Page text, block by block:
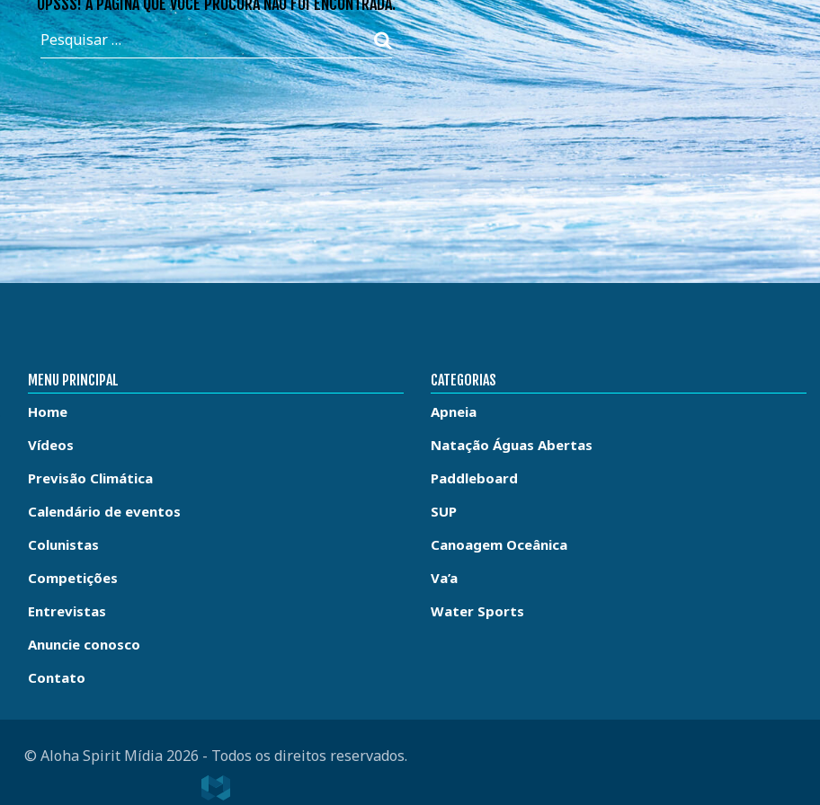
MENU PRINCIPAL
Home
Vídeos
Previsão Climática
Calendário de eventos
Colunistas
Competições
Entrevistas
Anuncie conosco
Contato
CATEGORIAS
Apneia
Natação Águas Abertas
Paddleboard
SUP
Canoagem Oceânica
Va’a
Water Sports
© Aloha Spirit Mídia 2026 - Todos os direitos reservados.